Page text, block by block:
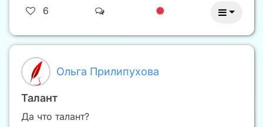
6
Ольга Прилипухова
Талант
Да что талант?